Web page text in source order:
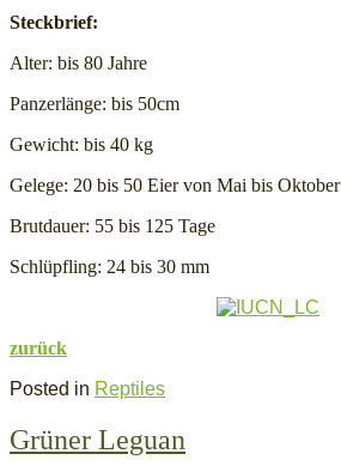
Steckbrief:
Alter: bis 80 Jahre
Panzerlänge: bis 50cm
Gewicht: bis 40 kg
Gelege: 20 bis 50 Eier von Mai bis Oktober
Brutdauer: 55 bis 125 Tage
Schlüpfling: 24 bis 30 mm
zurück
Posted in Reptiles
Grüner Leguan